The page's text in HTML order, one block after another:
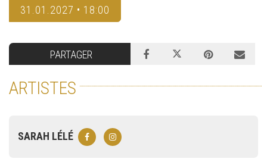
31.01.2027 • 18:00
PARTAGER
ARTISTES
SARAH LÉLÉ